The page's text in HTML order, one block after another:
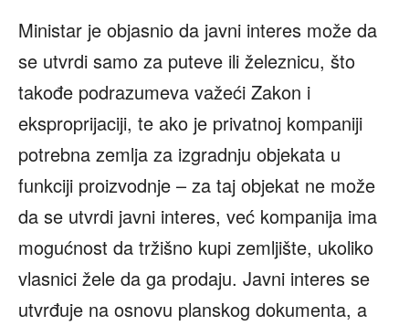
Ministar je objasnio da javni interes može da
se utvrdi samo za puteve ili železnicu, što
takođe podrazumeva važeći Zakon i
eksproprijaciji, te ako je privatnoj kompaniji
potrebna zemlja za izgradnju objekata u
funkciji proizvodnje – za taj objekat ne može
da se utvrdi javni interes, već kompanija ima
mogućnost da tržišno kupi zemljište, ukoliko
vlasnici žele da ga prodaju. Javni interes se
utvrđuje na osnovu planskog dokumenta, a